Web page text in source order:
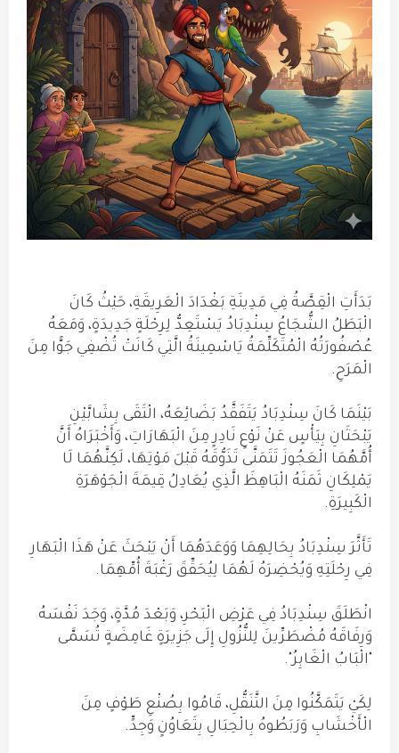
بَدَأَتِ الْقِصَّةُ فِي مَدِينَةِ بَغْدَادَ الْعَرِيقَةِ، حَيْثُ كَانَ
الْبَطَلُ الشُّجَاعُ سِنْدِبَادُ يَسْتَعِدُّ لِرِحْلَةٍ جَدِيدَةٍ، وَمَعَهُ
عُصْفُورَتُهُ الْمُتَكَلِّمَةُ يَاسْمِينَةُ الَّتِي كَانَتْ تُضْفِي جَوًّا مِنَ
الْمَرَحِ.
بَيْنَمَا كَانَ سِنْدِبَادُ يَتَفَقَّدُ بَضَائِعَهُ، الْتَقَى بِشَابَّيْنِ
يَبْحَثَانِ بِيَأْسٍ عَنْ نَوْعٍ نَادِرٍ مِنَ الْبَهَارَاتِ، وَأَخْبَرَاهُ أَنَّ
أُمَّهُمَا الْعَجُوزَ تَتَمَنَّى تَذَوُّقَهُ قَبْلَ مَوْتِهَا، لَكِنَّهُمَا لَا
يَمْلِكَانِ ثَمَنَهُ الْبَاهِظَ الَّذِي يُعَادِلُ قِيمَةَ الْجَوْهَرَةِ
الْكَبِيرَةِ.
تَأَثَّرَ سِنْدِبَادُ بِحَالِهِمَا وَوَعَدَهُمَا أَنْ يَبْحَثَ عَنْ هَذَا الْبَهَارِ
فِي رِحْلَتِهِ وَيُحْضِرَهُ لَهُمَا لِيُحَقِّقَ رَغْبَةَ أُمِّهِمَا.
انْطَلَقَ سِنْدِبَادُ فِي عَرْضِ الْبَحْرِ، وَبَعْدَ مُدَّةٍ، وَجَدَ نَفْسَهُ
وَرِفَاقَهُ مُضْطَرِّينَ لِلنُّزُولِ إِلَى جَزِيرَةٍ غَامِضَةٍ تُسَمَّى
"الْبَابُ الْغَابِرُ".
لِكَيْ يَتَمَكَّنُوا مِنَ التَّنَقُّلِ، قَامُوا بِصُنْعِ طَوْفٍ مِنَ
الْأَخْشَابِ وَرَبَطُوهُ بِالْحِبَالِ بِتَعَاوُنٍ وَجِدٍّ.